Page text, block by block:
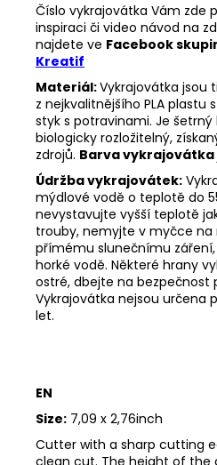
Číslo vykrajovátka Vám zde
inspiraci či video návod na
najdete ve Facebook
Kreatif
Materiál:Vykrajovátka jsou
z nejkvalitnějšího PLA
styk s potravinami. Je
biologicky rozložitelný,
zdrojů. Barva vykrajovátka
Údržba vykrajovátek:
mýdlové vodě o teplotě do
nevystavujte vyšší teplotě
trouby, nemyjte v myčce
přímému slunečnímu
horké vodě. Některé hrany
ostré, dbejte na bezpečnost
Vykrajovátka nejsou určena
let.
EN
Size: 7,09 x 2,76inch
Cutter with a sharp cutting
clean cut. The height of the